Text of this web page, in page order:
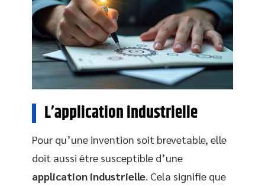
L’application industrielle
Pour qu’une invention soit brevetable, elle
doit aussi être susceptible d’une
application industrielle. Cela signifie que